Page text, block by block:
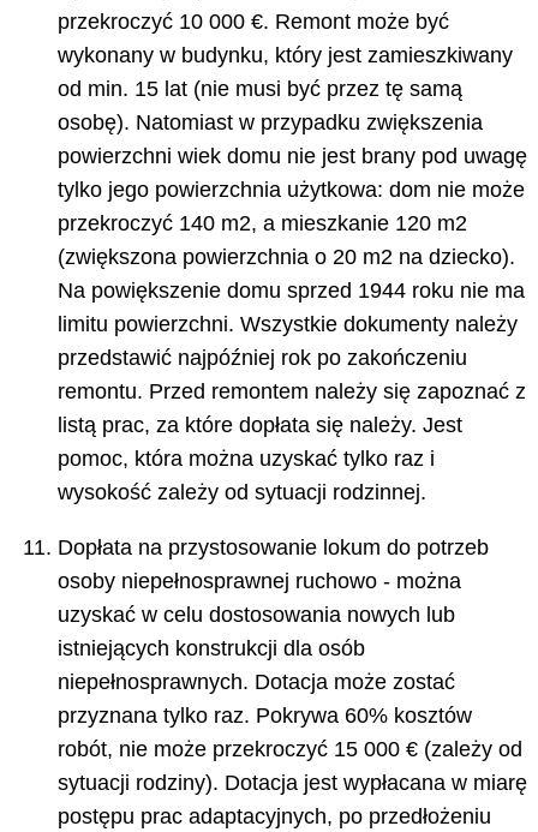
przekroczyć 10 000 €. Remont może być
wykonany w budynku, który jest zamieszkiwany
od min. 15 lat (nie musi być przez tę samą
osobę). Natomiast w przypadku zwiększenia
powierzchni wiek domu nie jest brany pod uwagę
tylko jego powierzchnia użytkowa: dom nie może
przekroczyć 140 m2, a mieszkanie 120 m2
(zwiększona powierzchnia o 20 m2 na dziecko).
Na powiększenie domu sprzed 1944 roku nie ma
limitu powierzchni. Wszystkie dokumenty należy
przedstawić najpóźniej rok po zakończeniu
remontu. Przed remontem należy się zapoznać z
listą prac, za które dopłata się należy. Jest
pomoc, która można uzyskać tylko raz i
wysokość zależy od sytuacji rodzinnej.
Dopłata na przystosowanie lokum do potrzeb
osoby niepełnosprawnej ruchowo - można
uzyskać w celu dostosowania nowych lub
istniejących konstrukcji dla osób
niepełnosprawnych. Dotacja może zostać
przyznana tylko raz. Pokrywa 60% kosztów
robót, nie może przekroczyć 15 000 € (zależy od
sytuacji rodziny). Dotacja jest wypłacana w miarę
postępu prac adaptacyjnych, po przedłożeniu